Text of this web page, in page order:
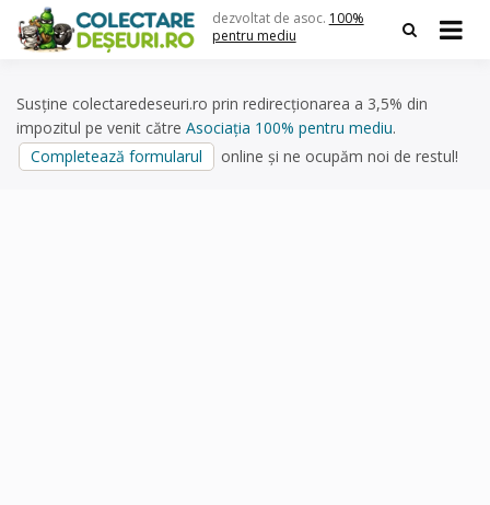
content
dezvoltat de asoc. 100%
pentru mediu
Susține colectaredeseuri.ro prin redirecționarea a 3,5% din
impozitul pe venit către Asociația 100% pentru mediu.
Completează formularul
online și ne ocupăm noi de restul!